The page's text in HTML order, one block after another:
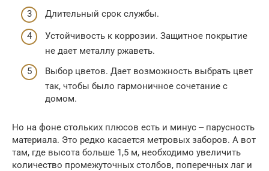
Длительный срок службы.
Устойчивость к коррозии. Защитное покрытие
не дает металлу ржаветь.
Выбор цветов. Дает возможность выбрать цвет
так, чтобы было гармоничное сочетание с
домом.
Но на фоне стольких плюсов есть и минус ‒ парусность
материала. Это редко касается метровых заборов. А вот
там, где высота больше 1,5 м, необходимо увеличить
количество промежуточных столбов, поперечных лаг и